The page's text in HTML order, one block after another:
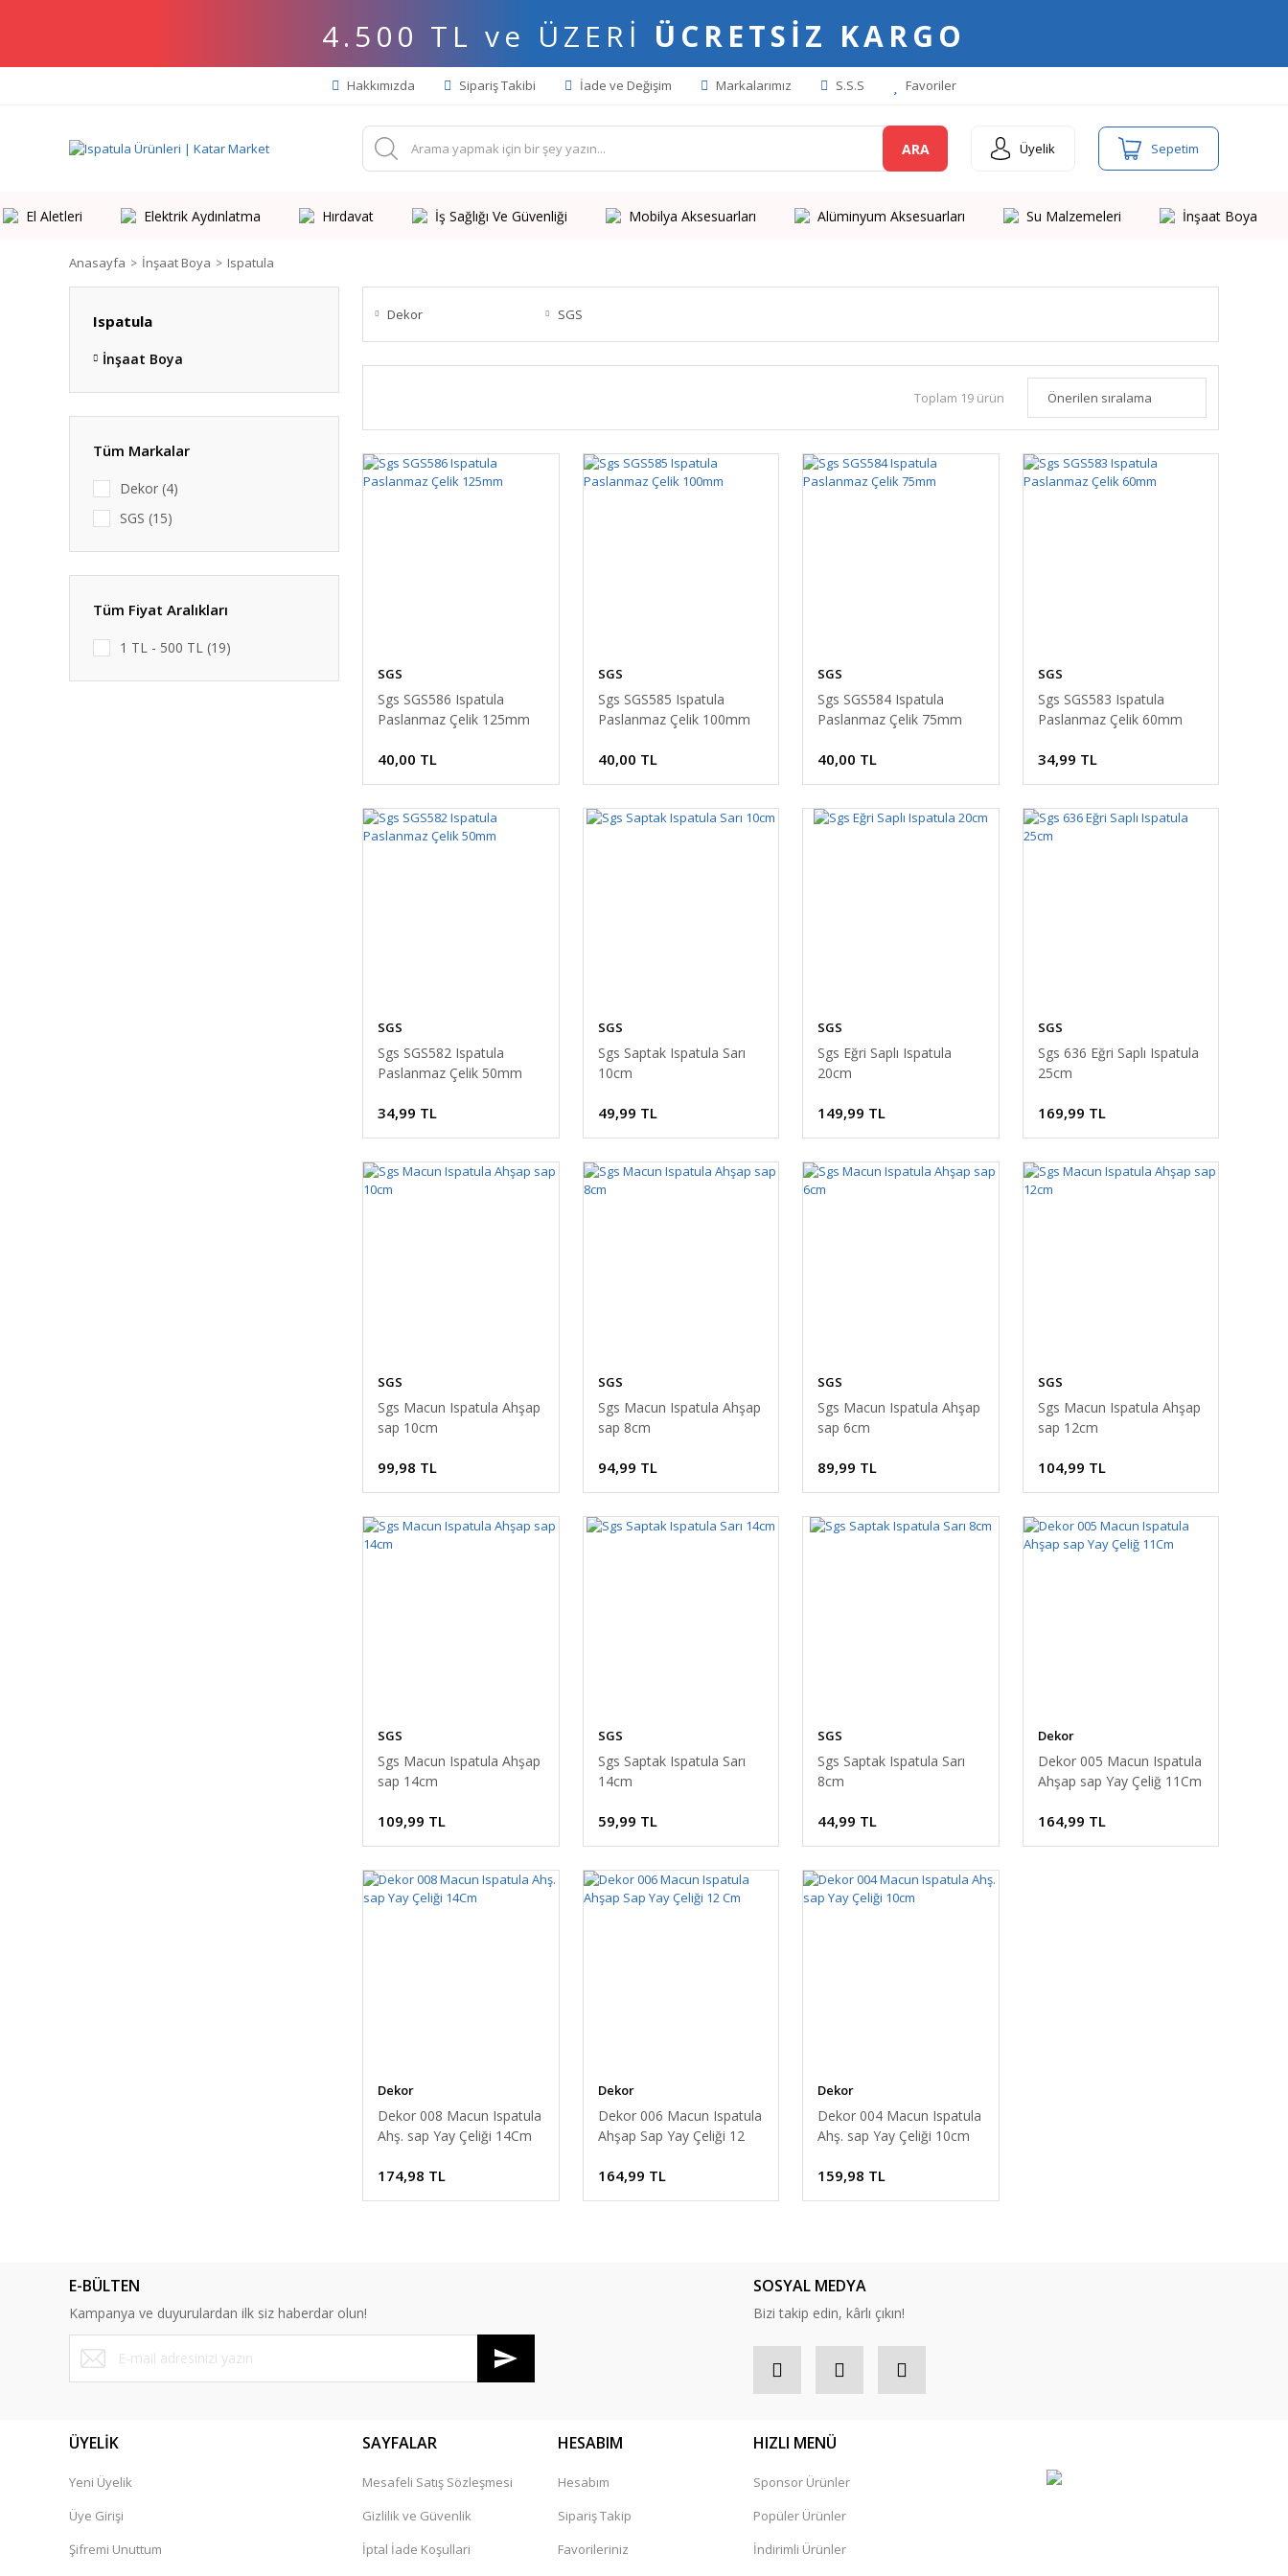
4.500 TL ve ÜZERİ ÜCRETSİZ KARGO
Hakkımızda Sipariş Takibi İade ve Değişim Markalarımız S.S.S Favoriler
ARA Üyelik Sepetim
El Aletleri Elektrik Aydınlatma Hırdavat İş Sağlığı Ve Güvenliği Mobilya Aksesuarları Alüminyum Aksesuarları Su Malzemeleri İnşaat Boya
Anasayfa İnşaat Boya Ispatula
Ispatula
İnşaat Boya
Tüm Markalar
Dekor (4)
SGS (15)
Tüm Fiyat Aralıkları
1 TL - 500 TL (19)
Dekor SGS
Toplam 19 ürün
SGS
Sgs SGS586 Ispatula
Paslanmaz Çelik 125mm
40,00 TL
SGS
Sgs SGS585 Ispatula
Paslanmaz Çelik 100mm
40,00 TL
SGS
Sgs SGS584 Ispatula
Paslanmaz Çelik 75mm
40,00 TL
SGS
Sgs SGS583 Ispatula
Paslanmaz Çelik 60mm
34,99 TL
SGS
Sgs SGS582 Ispatula
Paslanmaz Çelik 50mm
34,99 TL
SGS
Sgs Saptak Ispatula Sarı
10cm
49,99 TL
SGS
Sgs Eğri Saplı Ispatula
20cm
149,99 TL
SGS
Sgs 636 Eğri Saplı Ispatula
25cm
169,99 TL
SGS
Sgs Macun Ispatula Ahşap
sap 10cm
99,98 TL
SGS
Sgs Macun Ispatula Ahşap
sap 8cm
94,99 TL
SGS
Sgs Macun Ispatula Ahşap
sap 6cm
89,99 TL
SGS
Sgs Macun Ispatula Ahşap
sap 12cm
104,99 TL
SGS
Sgs Macun Ispatula Ahşap
sap 14cm
109,99 TL
SGS
Sgs Saptak Ispatula Sarı
14cm
59,99 TL
SGS
Sgs Saptak Ispatula Sarı
8cm
44,99 TL
Dekor
Dekor 005 Macun Ispatula
Ahşap sap Yay Çeliğ 11Cm
164,99 TL
Dekor
Dekor 008 Macun Ispatula
Ahş. sap Yay Çeliği 14Cm
174,98 TL
Dekor
Dekor 006 Macun Ispatula
Ahşap Sap Yay Çeliği 12
164,99 TL
Dekor
Dekor 004 Macun Ispatula
Ahş. sap Yay Çeliği 10cm
159,98 TL
E-BÜLTEN
Kampanya ve duyurulardan ilk siz haberdar olun!
SOSYAL MEDYA
Bizi takip edin, kârlı çıkın!
ÜYELİK
Yeni Üyelik
Üye Girişi
Şifremi Unuttum
SAYFALAR
Mesafeli Satış Sözleşmesi
Gizlilik ve Güvenlik
İptal İade Koşullari
HESABIM
Hesabım
Sipariş Takip
Favorileriniz
HIZLI MENÜ
Sponsor Ürünler
Popüler Ürünler
İndirimli Ürünler